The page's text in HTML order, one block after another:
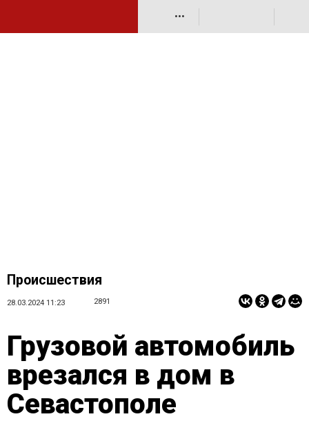
•••
Происшествия
28.03.2024 11:23 2891
Грузовой автомобиль
врезался в дом в
Севастополе